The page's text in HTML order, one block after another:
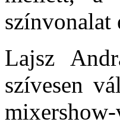
színvonalat
Lajsz
szívesen